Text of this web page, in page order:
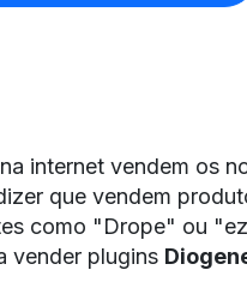
internet vendem os
que vendem
como "Drope" ou
vender plugins